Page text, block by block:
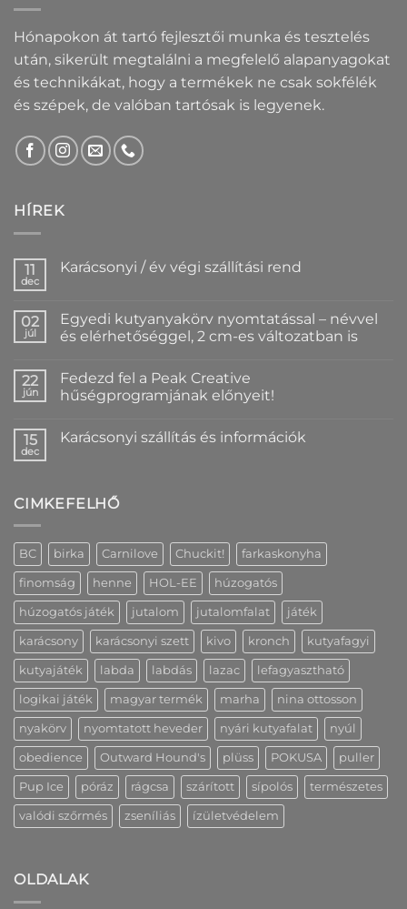
Hónapokon át tartó fejlesztői munka és tesztelés
után, sikerült megtalálni a megfelelő alapanyagokat
és technikákat, hogy a termékek ne csak sokfélék
és szépek, de valóban tartósak is legyenek.
HÍREK
11
dec
Karácsonyi / év végi szállítási rend
Karácsonyi
év
rend
bejegyzéshez
02
júl
Egyedi kutyanyakörv nyomtatással – névvel
és elérhetőséggel, 2 cm-es változatban is
a(z)
Egyedi
kutyanyakörv
névvel
es
változatban
22
jún
Fedezd fel a Peak Creative
hűségprogramjának előnyeit!
a(z)
Creative
hűségprogramjának
15
dec
Karácsonyi szállítás és információk
szállítás
CIMKEFELHŐ
BC birka Carnilove Chuckit! farkaskonyha
finomság henne HOL-EE húzogatós
húzogatós játék jutalom jutalomfalat játék
karácsony karácsonyi szett kivo kronch kutyafagyi
kutyajáték labda labdás lazac lefagyasztható
logikai játék magyar termék marha nina ottosson
nyakörv nyomtatott heveder nyári kutyafalat nyúl
obedience Outward Hound's plüss POKUSA puller
Pup Ice póráz rágcsa szárított sípolós természetes
valódi szőrmés zseníliás ízületvédelem
OLDALAK